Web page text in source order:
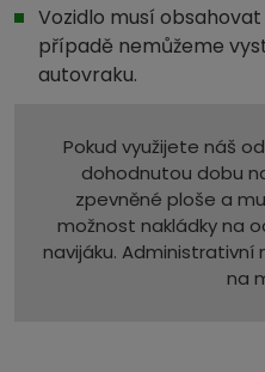
Vozidlo musí
případě nemůžeme
autovraku.
Pokud využijete náš
dohodnutou dobu
zpevněné ploše a
možnost nakládky na
navijáku.
na